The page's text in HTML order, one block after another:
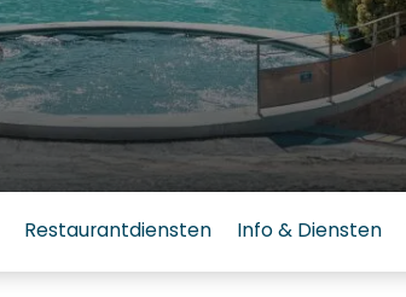
Restaurantdiensten Info & Diensten